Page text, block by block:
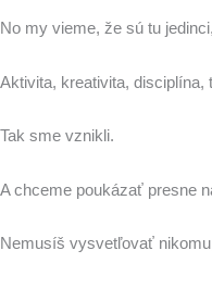
No my vieme, že sú tu
Aktivita, kreativita,
Tak sme vznikli.
A chceme poukázať presne
Nemusíš vysvetľovať